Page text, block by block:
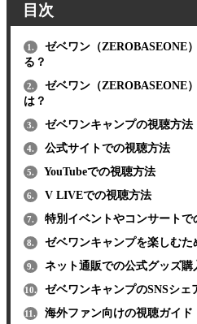
目次
1.
ゼベワン（ZEROBASEONE
る？
2.
ゼベワン（ZEROBASEONE
は？
3. ゼベワンキャンプの視聴方法
4. 公式サイトでの視聴方法
5. YouTubeでの視聴方法
6. V LIVEでの視聴方法
7. 特別イベントやコンサートで
8. ゼベワンキャンプを楽しむ
9. ネット通販での公式グッズ購
10. ゼベワンキャンプのSNSシェ
11. 海外ファン向けの視聴ガイド